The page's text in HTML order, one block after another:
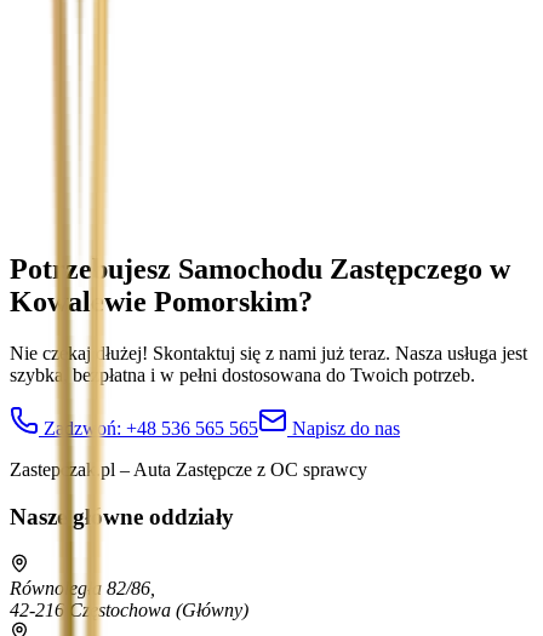
Potrzebujesz Samochodu Zastępczego w
Kowalewie Pomorskim?
Nie czekaj dłużej! Skontaktuj się z nami już teraz. Nasza usługa jest
szybka, bezpłatna i w pełni dostosowana do Twoich potrzeb.
Zadzwoń: +48 536 565 565
Napisz do nas
Zastepczak.pl – Auta Zastępcze z OC sprawcy
Nasze główne oddziały
Równoległa 82/86,
42-216 Częstochowa (Główny)